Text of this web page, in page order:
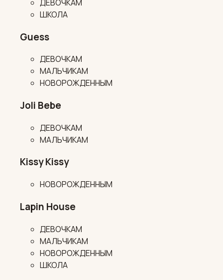
ДЕВОЧКАМ
ШКОЛА
Guess
ДЕВОЧКАМ
МАЛЬЧИКАМ
НОВОРОЖДЕННЫМ
Joli Bebe
ДЕВОЧКАМ
МАЛЬЧИКАМ
Kissy Kissy
НОВОРОЖДЕННЫМ
Lapin House
ДЕВОЧКАМ
МАЛЬЧИКАМ
НОВОРОЖДЕННЫМ
ШКОЛА